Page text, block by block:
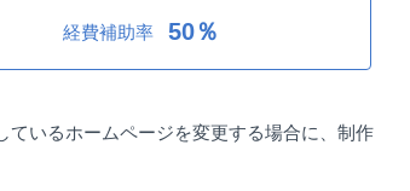
経費補助率 50％
いるホームページを変更する場合に、制作